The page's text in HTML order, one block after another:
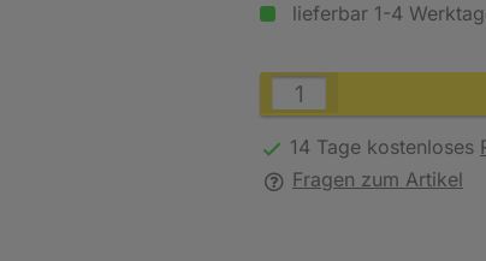
lieferbar 1-4
14 Tage kostenloses
Fragen zum Artikel